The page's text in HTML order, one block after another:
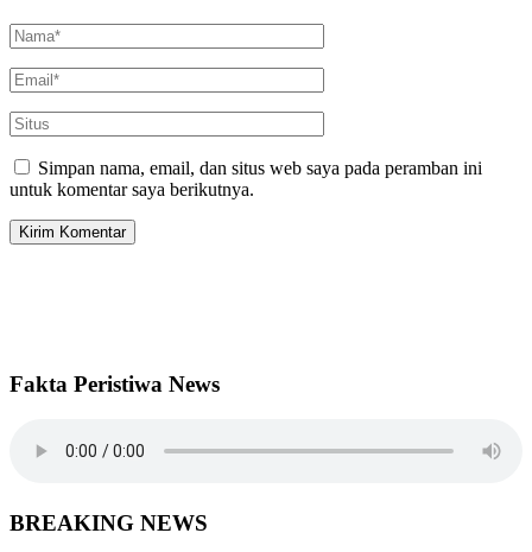
Simpan nama, email, dan situs web saya pada peramban ini
untuk komentar saya berikutnya.
Fakta Peristiwa News
BREAKING NEWS